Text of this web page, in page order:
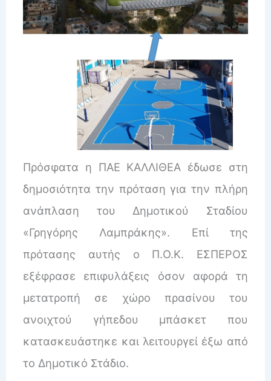
Πρόσφατα η ΠΑΕ ΚΑΛΛΙΘΕΑ έδωσε στη
δημοσιότητα την πρόταση για την πλήρη
ανάπλαση του Δημοτικού Σταδίου
«Γρηγόρης Λαμπράκης». Επί της
πρότασης αυτής ο Π.Ο.Κ. ΕΣΠΕΡΟΣ
εξέφρασε επιφυλάξεις όσον αφορά τη
μετατροπή σε χώρο πρασίνου του
ανοιχτού γήπεδου μπάσκετ που
κατασκευάστηκε και λειτουργεί έξω από
το Δημοτικό Στάδιο.